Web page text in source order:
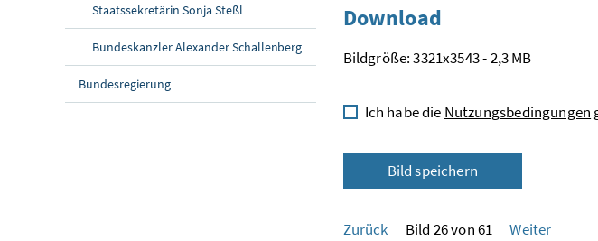
Staatssekretärin Sonja Steßl
Bundeskanzler Alexander Schallenberg
Bundesregierung
Download
Bildgröße: 3321x3543 - 2,3 MB
Ich habe die Nutzungsbedingungen
Bild speichern
Zurück Bild 26 von 61 Weiter